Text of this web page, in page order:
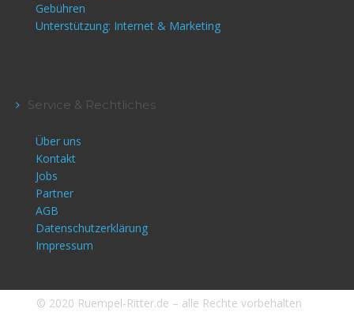
Gebühren
Unterstützung: Internet & Marketing
Service & Rechtliches
Über uns
Kontakt
Jobs
Partner
AGB
Datenschutzerklärung
Impressum
© 2020 Ruempel-Ritter.de – alle Rechte vorbehalten